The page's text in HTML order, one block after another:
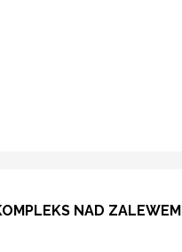
NAD ZALEWEM